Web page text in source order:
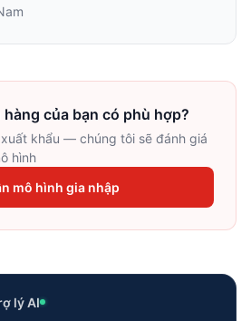
của bạn có phù hợp?
khẩu — chúng tôi sẽ đánh giá
hình
mô hình gia nhập
lý AI